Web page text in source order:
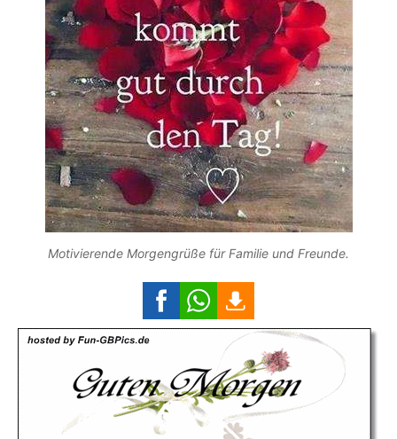
Motivierende Morgengrüße für Familie und Freunde.